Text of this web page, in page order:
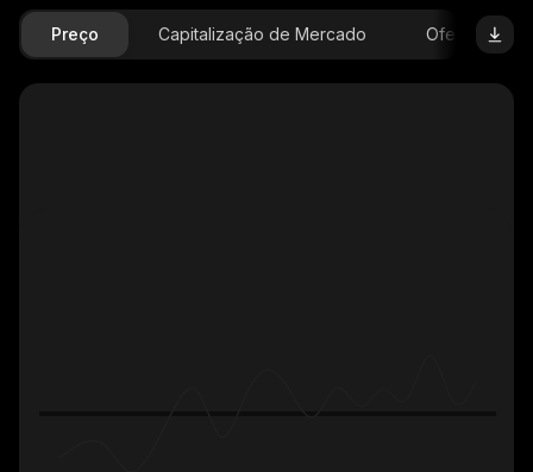
Preço Capitalização de Mercado Oferta